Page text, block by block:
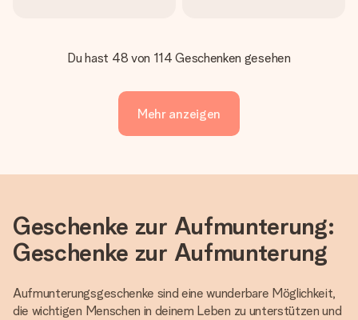
Du hast 48 von 114 Geschenken gesehen
Mehr anzeigen
Geschenke zur Aufmunterung:
Geschenke zur Aufmunterung
Aufmunterungsgeschenke sind eine wunderbare Möglichkeit,
die wichtigen Menschen in deinem Leben zu unterstützen und